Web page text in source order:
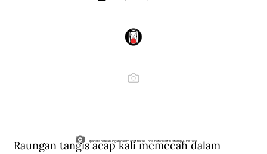
Upacara perkabungan dalam adat Batak Toba. Foto: Martin Sitompul/Historia.
Raungan tangis acap kali memecah dalam